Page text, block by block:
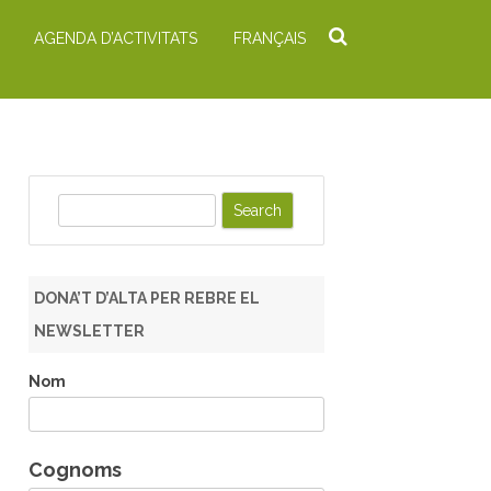
AGENDA D’ACTIVITATS FRANÇAIS
h
DONA’T D’ALTA PER REBRE EL
NEWSLETTER
Nom
Cognoms